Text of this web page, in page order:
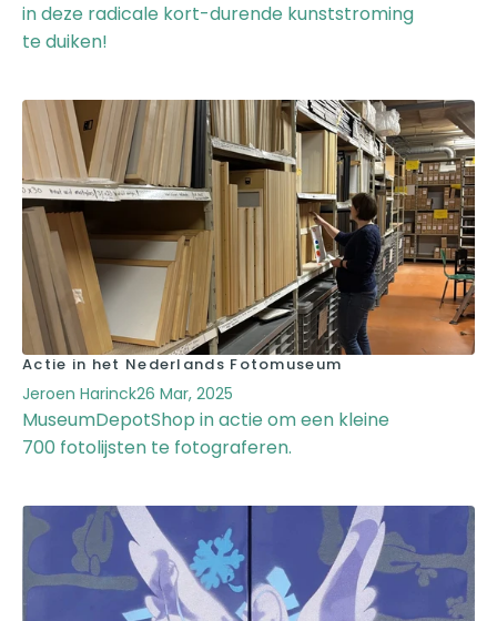
in deze radicale kort-durende kunststroming
te duiken!
Actie in het Nederlands Fotomuseum
Jeroen Harinck26 Mar, 2025
MuseumDepotShop in actie om een kleine
700 fotolijsten te fotograferen.